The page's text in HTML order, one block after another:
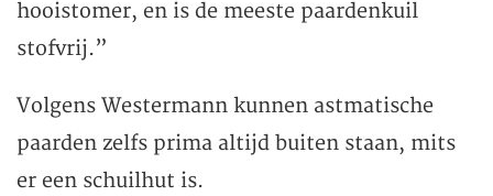
hooistomer, en is de meeste paardenkuil
stofvrij.”
Volgens Westermann kunnen astmatische
paarden zelfs prima altijd buiten staan, mits
er een schuilhut is.